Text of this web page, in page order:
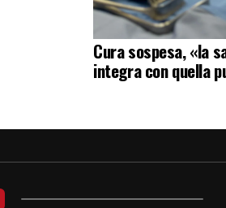
Cura sospesa, «la
integra con quella